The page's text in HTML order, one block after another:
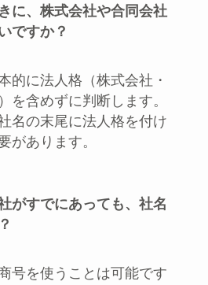
に、株式会社や合同会社
ですか？
的に法人格（株式会社・
を含めずに判断します。
名の末尾に法人格を付け
があります。
がすでにあっても、社名
号を使うことは可能です